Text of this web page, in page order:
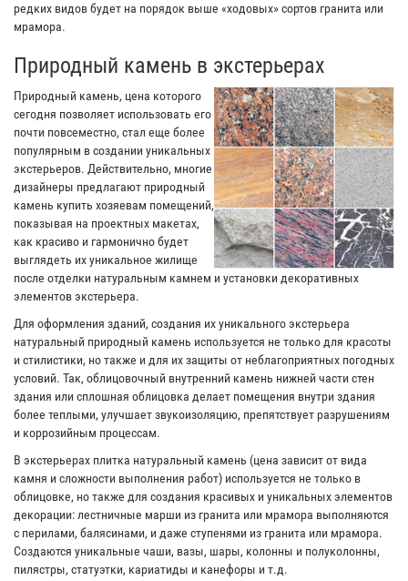
редких видов будет на порядок выше «ходовых» сортов гранита или
мрамора.
Природный камень в экстерьерах
Природный камень, цена которого
сегодня позволяет использовать его
почти повсеместно, стал еще более
популярным в создании уникальных
экстерьеров. Действительно, многие
дизайнеры предлагают природный
камень купить хозяевам помещений,
показывая на проектных макетах,
как красиво и гармонично будет
выглядеть их уникальное жилище
после отделки натуральным камнем и установки декоративных
элементов экстерьера.
Для оформления зданий, создания их уникального экстерьера
натуральный природный камень используется не только для красоты
и стилистики, но также и для их защиты от неблагоприятных погодных
условий. Так, облицовочный внутренний камень нижней части стен
здания или сплошная облицовка делает помещения внутри здания
более теплыми, улучшает звукоизоляцию, препятствует разрушениям
и коррозийным процессам.
В экстерьерах плитка натуральный камень (цена зависит от вида
камня и сложности выполнения работ) используется не только в
облицовке, но также для создания красивых и уникальных элементов
декорации: лестничные марши из гранита или мрамора выполняются
с перилами, балясинами, и даже ступенями из гранита или мрамора.
Создаются уникальные чаши, вазы, шары, колонны и полуколонны,
пилястры, статуэтки, кариатиды и канефоры и т.д.